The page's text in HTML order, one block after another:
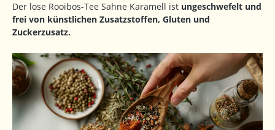
Der lose Rooibos-Tee Sahne Karamell ist ungeschwefelt und
frei von künstlichen Zusatzstoffen, Gluten und
Zuckerzusatz.